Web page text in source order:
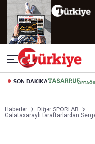
SON DAKİKA
Haberler
Diğer SPORLAR
Galatasaraylı taraftarlardan